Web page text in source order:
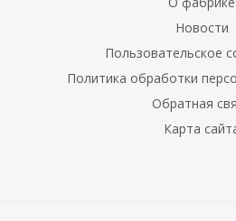
Новости
Пользовательское
Политика обработки
Обратная
Карта